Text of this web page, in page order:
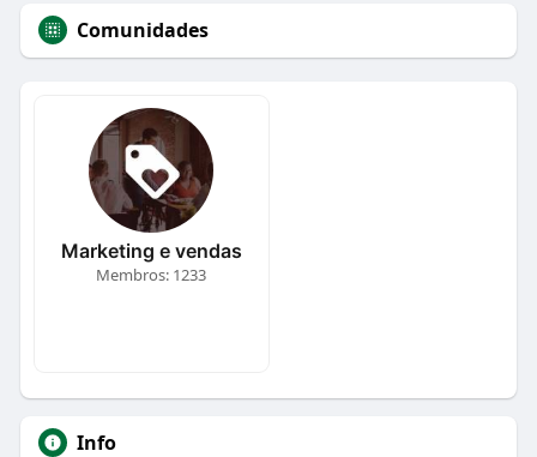
Comunidades
Marketing e vendas
Membros: 1233
Info